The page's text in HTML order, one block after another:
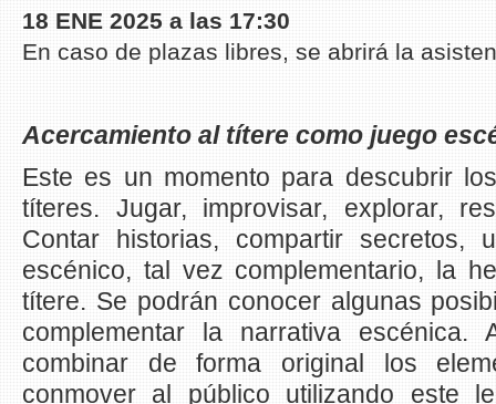
18 ENE 2025 a las 17:30
En caso de plazas libres, se abrirá la
Acercamiento al títere como juego
Este es un momento para descubrir
títeres. Jugar, improvisar, explorar,
Contar historias, compartir secretos,
escénico, tal vez complementario, la
títere. Se podrán conocer algunas
complementar la narrativa
combinar de forma original los
conmover al público utilizando este